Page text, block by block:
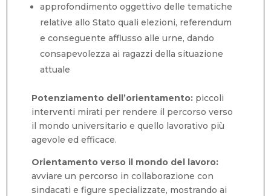
approfondimento oggettivo delle tematiche
relative allo Stato quali elezioni, referendum
e conseguente afflusso alle urne, dando
consapevolezza ai ragazzi della situazione
attuale
Potenziamento dell’orientamento: piccoli
interventi mirati per rendere il percorso verso
il mondo universitario e quello lavorativo più
agevole ed efficace.
Orientamento verso il mondo del lavoro:
avviare un percorso in collaborazione con
sindacati e figure specializzate, mostrando ai